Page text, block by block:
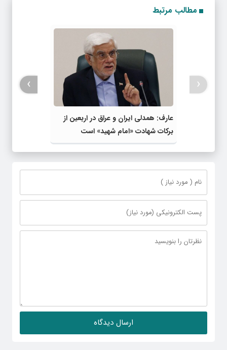
مطالب مرتبط
عارف: همدلی ایران و عراق در اربعین از
برکات شهادت «امام شهید» است
‹
›